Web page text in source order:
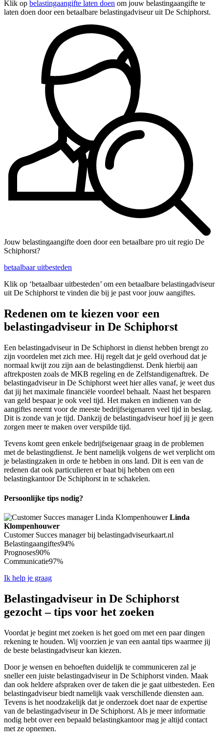
Klik op belastingaangifte laten doen om jouw belastingaangifte te
laten doen door een betaalbare belastingadviseur uit De Schiphorst.
Jouw belastingaangifte doen door een betaalbare pro uit regio De
Schiphorst?
betaalbaar uitbesteden
Klik op ‘betaalbaar uitbesteden’ om een betaalbare belastingadviseur
uit De Schiphorst te vinden die bij je past voor jouw aangiftes.
Redenen om te kiezen voor een
belastingadviseur in De Schiphorst
Een belastingadviseur in De Schiphorst in dienst hebben brengt zo
zijn voordelen met zich mee. Hij regelt dat je geld overhoud dat je
normaal kwijt zou zijn aan de belastingdienst. Denk hierbij aan
aftrekposten zoals de MKB regeling en de Zelfstandigenaftrek. De
belastingadviseur in De Schiphorst weet hier alles vanaf, je weet dus
dat jij het maximale financiële voordeel behaalt. Naast het besparen
van geld bespaar je ook veel tijd. Het maken en indienen van de
aangiftes neemt voor de meeste bedrijfseigenaren veel tijd in beslag.
Dit is zonde van je tijd. Dankzij de belastingadviseur hoef jij je geen
zorgen meer te maken over verspilde tijd.
Tevens komt geen enkele bedrijfseigenaar graag in de problemen
met de belastingdienst. Je bent namelijk volgens de wet verplicht om
je belastingzaken in orde te hebben in ons land. Dit is een van de
redenen dat ook particulieren er baat bij hebben om een
belastingkantoor De Schiphorst in te schakelen.
Persoonlijke tips nodig?
Linda
Klompenhouwer
Customer Succes manager bij belastingadviseurkaart.nl
Belastingaangiftes94%
Prognoses90%
Communicatie97%
Ik help je graag
Belastingadviseur in De Schiphorst
gezocht – tips voor het zoeken
Voordat je begint met zoeken is het goed om met een paar dingen
rekening te houden. Wij voorzien je van een aantal tips waarmee jij
de beste belastingadviseur kan kiezen.
Door je wensen en behoeften duidelijk te communiceren zal je
sneller een juiste belastingadviseur in De Schiphorst vinden. Maak
dan ook heldere afspraken over de taken die je gaat uitbesteden. Een
belastingadviseur biedt namelijk vaak verschillende diensten aan.
Tevens is het noodzakelijk dat je onderzoek doet naar de expertise
van de belastingadviseur in De Schiphorst. Als je meer informatie
nodig hebt over een bepaald belastingkantoor mag je altijd contact
met ze opnemen.